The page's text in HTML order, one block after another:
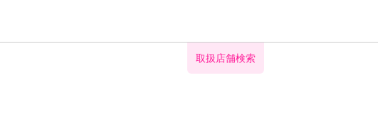
取扱店舗検索